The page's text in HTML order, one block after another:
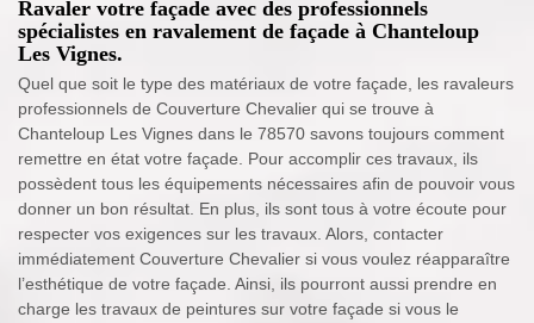
Ravaler votre façade avec des professionnels
spécialistes en ravalement de façade à Chanteloup
Les Vignes.
Quel que soit le type des matériaux de votre façade, les ravaleurs
professionnels de Couverture Chevalier qui se trouve à
Chanteloup Les Vignes dans le 78570 savons toujours comment
remettre en état votre façade. Pour accomplir ces travaux, ils
possèdent tous les équipements nécessaires afin de pouvoir vous
donner un bon résultat. En plus, ils sont tous à votre écoute pour
respecter vos exigences sur les travaux. Alors, contacter
immédiatement Couverture Chevalier si vous voulez réapparaître
l’esthétique de votre façade. Ainsi, ils pourront aussi prendre en
charge les travaux de peintures sur votre façade si vous le